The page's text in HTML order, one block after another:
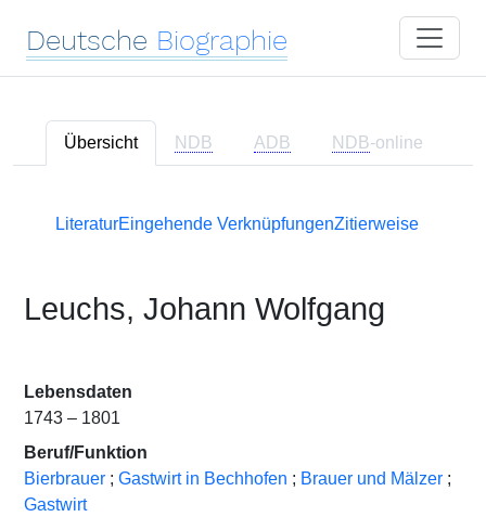
Deutsche Biographie
Übersicht NDB ADB NDB-online
LiteraturEingehende VerknüpfungenZitierweise
Leuchs, Johann Wolfgang
Lebensdaten
1743 – 1801
Beruf/Funktion
Bierbrauer ; Gastwirt in Bechhofen ; Brauer und Mälzer ;
Gastwirt